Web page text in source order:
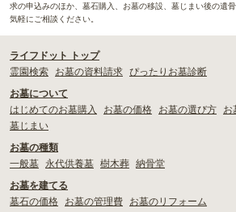
求の申込みのほか、墓石購入、お墓の移設、墓じまい後の遺
気軽にご相談ください。
ライフドット トップ
霊園検索
お墓の資料請求 ぴったりお墓診断
お墓について
はじめてのお墓購入
お墓の価格 お墓の選び方
お
墓じまい
お墓の種類
一般墓
永代供養墓 樹木葬 納骨堂
お墓を建てる
墓石の価格
お墓の管理費
お墓のリフォーム